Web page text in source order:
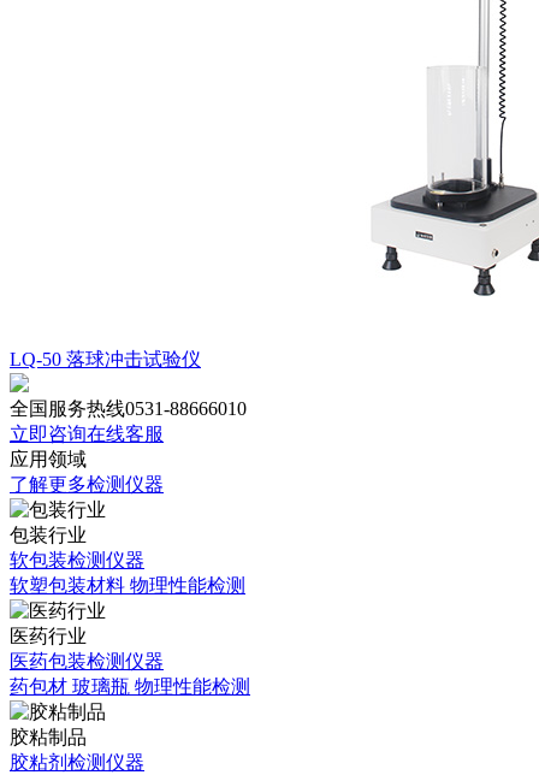
LQ-50 落球冲击试验仪
全国服务热线0531-88666010
立即咨询在线客服
应用领域
了解更多检测仪器
包装行业
软包装检测仪器
软塑包装材料 物理性能检测
医药行业
医药包装检测仪器
药包材 玻璃瓶 物理性能检测
胶粘制品
胶粘剂检测仪器